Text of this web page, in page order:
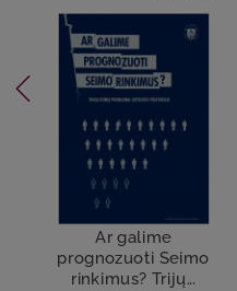
Ar galime
prognozuoti Seimo
rinkimus? Trijų...